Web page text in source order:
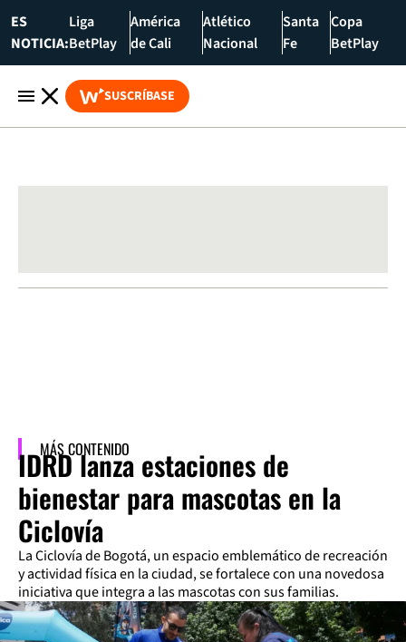
ES
NOTICIA:
Liga
BetPlay
América
de Cali
Atlético
Nacional
Santa
Fe
Copa
BetPlay
SUSCRÍBASE
MÁS CONTENIDO
IDRD lanza estaciones de
bienestar para mascotas en la
Ciclovía
La Ciclovía de Bogotá, un espacio emblemático de recreación
y actividad física en la ciudad, se fortalece con una novedosa
iniciativa que integra a las mascotas con sus familias.